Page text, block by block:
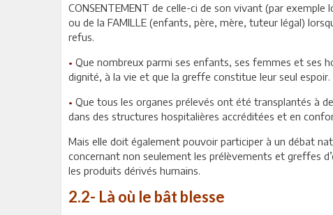
CONSENTEMENT de celle-ci de son vivant (par
ou de la FAMILLE (enfants, père, mère, tuteur légal)
refus.
• Que nombreux parmi ses enfants, ses femmes et ses
dignité, à la vie et que la greffe constitue leur seul espoir.
• Que tous les organes prélevés ont été transplantés à
dans des structures hospitalières accréditées et en
Mais elle doit également pouvoir participer à un débat
concernant non seulement les prélèvements et greffes
les produits dérivés humains.
2.2- Là où le bât blesse